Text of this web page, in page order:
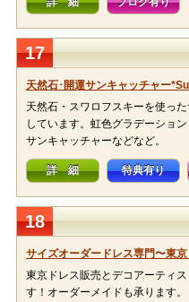
17
天然石･開運サンキャッチャー
天然石・スワロフスキーを使っ
しています。虹色グラデーショ
サンキャッチャーなどなど。
詳 細 特典有り
18
サイズオーダードレス専門〜東
東京ドレス販売とデコアーティ
す！オーダーメイドも承ります